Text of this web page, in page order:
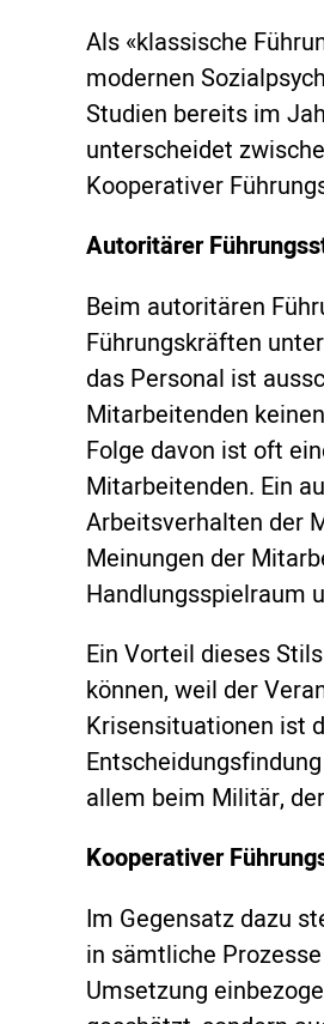
Als «klassische
modernen
Studien bereits im
unterscheidet
Kooperativer
Autoritärer
Beim autoritären
Führungskräften
das Personal ist
Mitarbeitenden
Folge davon ist oft
Mitarbeitenden. Ein
Arbeitsverhalten der
Meinungen der
Handlungsspielraum
Ein Vorteil dieses
können, weil der
Krisensituationen ist
allem beim Militär,
Kooperativer
Im Gegensatz dazu
in sämtliche
Umsetzung